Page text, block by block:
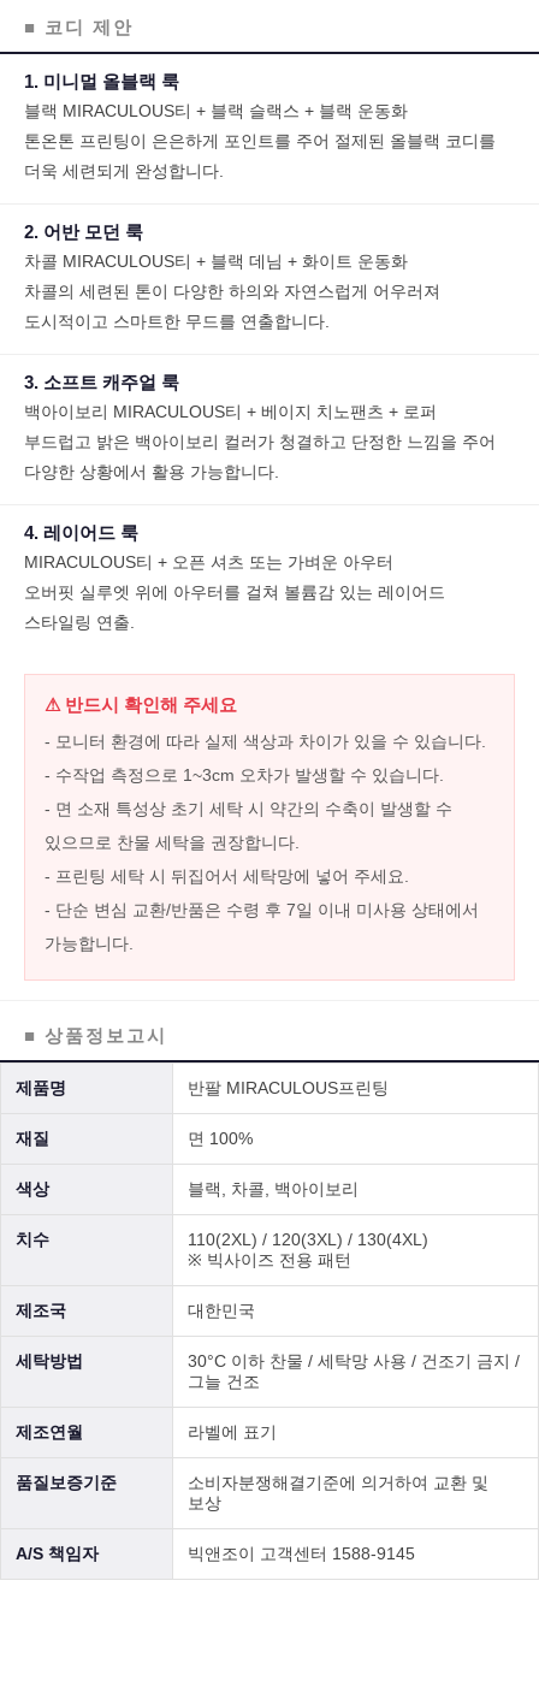
■ 코디 제안
1. 미니멀 올블랙 룩
블랙 MIRACULOUS티 + 블랙 슬랙스 + 블랙 운동화
톤온톤 프린팅이 은은하게 포인트를 주어 절제된 올블랙 코디를
더욱 세련되게 완성합니다.
2. 어반 모던 룩
차콜 MIRACULOUS티 + 블랙 데님 + 화이트 운동화
차콜의 세련된 톤이 다양한 하의와 자연스럽게 어우러져
도시적이고 스마트한 무드를 연출합니다.
3. 소프트 캐주얼 룩
백아이보리 MIRACULOUS티 + 베이지 치노팬츠 + 로퍼
부드럽고 밝은 백아이보리 컬러가 청결하고 단정한 느낌을 주어
다양한 상황에서 활용 가능합니다.
4. 레이어드 룩
MIRACULOUS티 + 오픈 셔츠 또는 가벼운 아우터
오버핏 실루엣 위에 아우터를 걸쳐 볼륨감 있는 레이어드
스타일링 연출.
⚠ 반드시 확인해 주세요
- 모니터 환경에 따라 실제 색상과 차이가 있을 수 있습니다.
- 수작업 측정으로 1~3cm 오차가 발생할 수 있습니다.
- 면 소재 특성상 초기 세탁 시 약간의 수축이 발생할 수
있으므로 찬물 세탁을 권장합니다.
- 프린팅 세탁 시 뒤집어서 세탁망에 넣어 주세요.
- 단순 변심 교환/반품은 수령 후 7일 이내 미사용 상태에서
가능합니다.
■ 상품정보고시
제품명 반팔 MIRACULOUS프린팅
재질 면 100%
색상 블랙, 차콜, 백아이보리
치수
110(2XL) / 120(3XL) / 130(4XL)
※ 빅사이즈 전용 패턴
제조국 대한민국
세탁방법
30°C 이하 찬물 / 세탁망 사용 / 건조기 금지 /
그늘 건조
제조연월 라벨에 표기
품질보증기준
소비자분쟁해결기준에 의거하여 교환 및
보상
A/S 책임자 빅앤조이 고객센터 1588-9145